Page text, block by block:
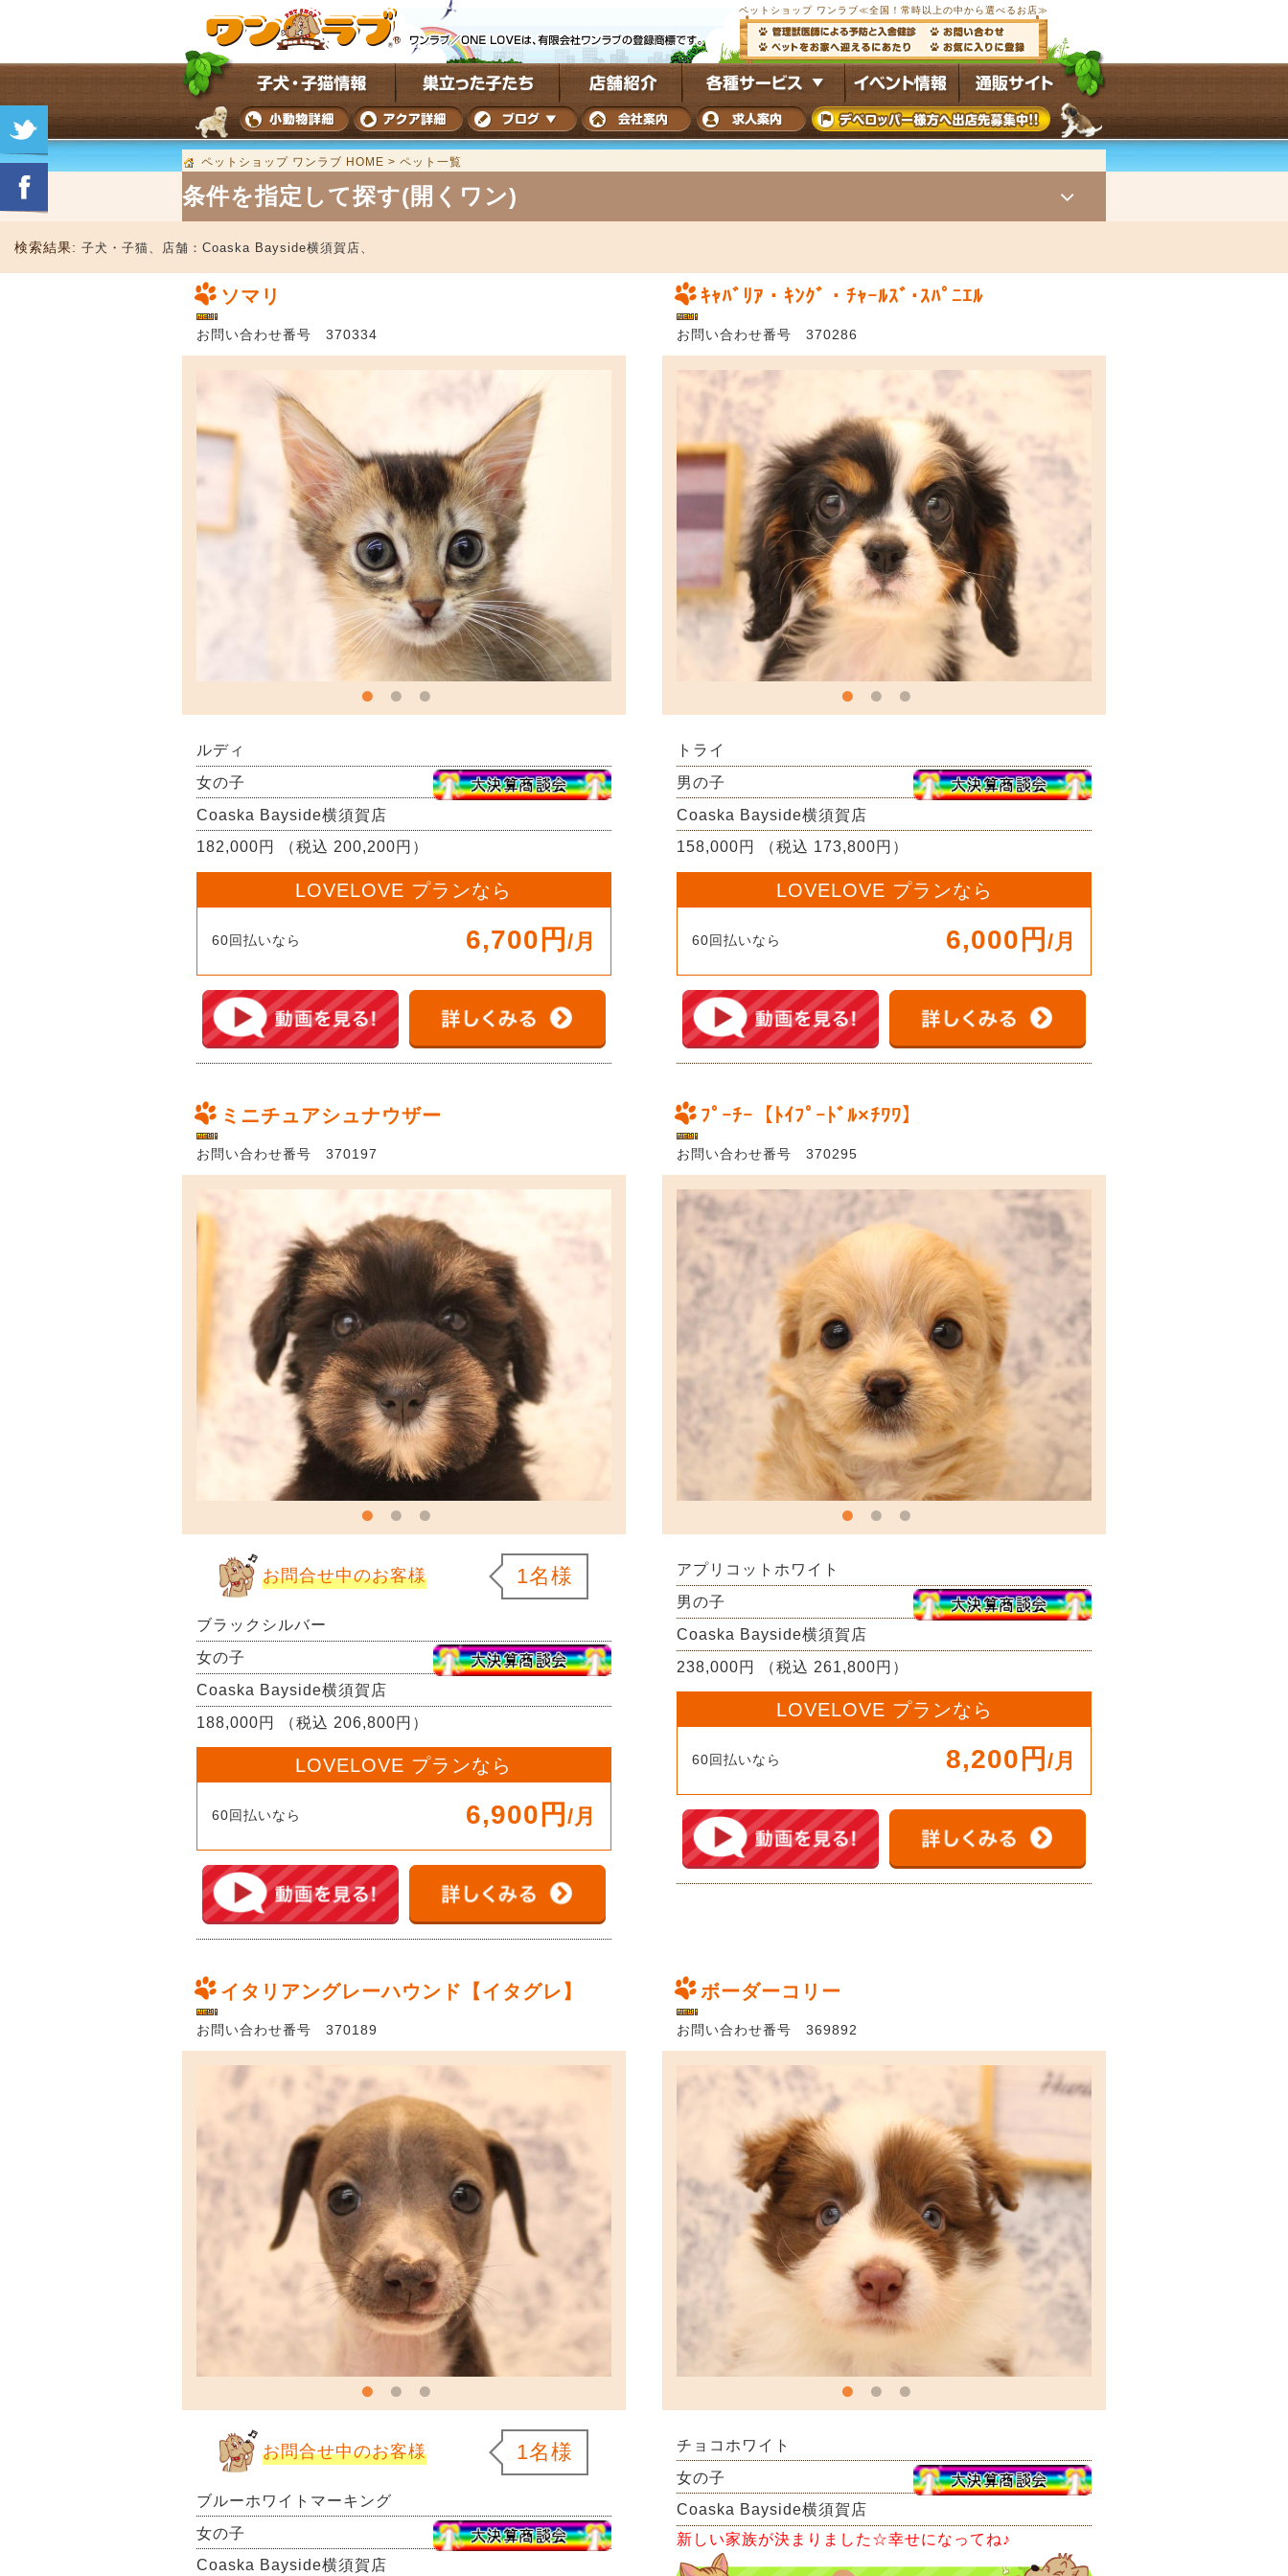
ペットショップ ワンラブ≪全国 ！常時 以上の中から選べるお店≫
ペットショップ ワンラブ HOME > ペット一覧
条件を指定して探す(開くワン)
検索結果: 子犬・子猫、 店舗： Coaska Bayside横須賀店、
ソマリ
お問い合わせ番号 370334
ルディ
女の子
Coaska Bayside横須賀店
182,000円 （税込 200,200円）
LOVELOVE プランなら
60回払いなら 6,700円 /月
ｷｬﾊﾞﾘｱ・ｷﾝｸﾞ・ﾁｬｰﾙｽﾞ･ｽﾊﾟﾆｴﾙ
お問い合わせ番号 370286
トライ
男の子
Coaska Bayside横須賀店
158,000円 （税込 173,800円）
LOVELOVE プランなら
60回払いなら 6,000円 /月
ミニチュアシュナウザー
お問い合わせ番号 370197
お問合せ中のお客様 1名様
ブラックシルバー
女の子
Coaska Bayside横須賀店
188,000円 （税込 206,800円）
LOVELOVE プランなら
60回払いなら 6,900円 /月
ﾌﾟｰﾁｰ【ﾄｲﾌﾟｰﾄﾞﾙ×ﾁﾜﾜ】
お問い合わせ番号 370295
アプリコットホワイト
男の子
Coaska Bayside横須賀店
238,000円 （税込 261,800円）
LOVELOVE プランなら
60回払いなら 8,200円 /月
イタリアングレーハウンド【イタグレ】
お問い合わせ番号 370189
お問合せ中のお客様 1名様
ブルーホワイトマーキング
女の子
Coaska Bayside横須賀店
ボーダーコリー
お問い合わせ番号 369892
チョコホワイト
女の子
Coaska Bayside横須賀店
新しい家族が決まりました☆幸せになってね♪